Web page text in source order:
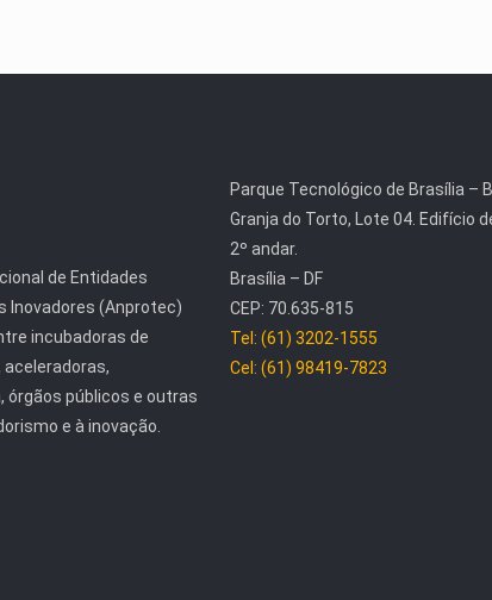
de Entidades
Inovadores (Anprotec)
incubadoras de
órgãos públicos e outras
e à inovação.
Parque Tecnológico de Brasília –
Granja do Torto, Lote 04. Edifício
2º andar.
Brasília – DF
CEP: 70.635-815
Tel: (61) 3202-1555
Cel: (61) 98419-7823